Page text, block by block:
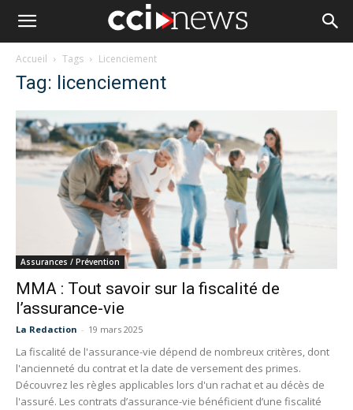
Accueil Tags Licenciement
Tag: licenciement
Assurances / Prévention
MMA : Tout savoir sur la fiscalité de
l’assurance-vie
La Redaction - 19 mars 2025
La fiscalité de l'assurance-vie dépend de nombreux critères, dont
l'ancienneté du contrat et la date de versement des primes.
Découvrez les règles applicables lors d'un rachat et au décès de
l'assuré. Les contrats d’assurance-vie bénéficient d’une fiscalité